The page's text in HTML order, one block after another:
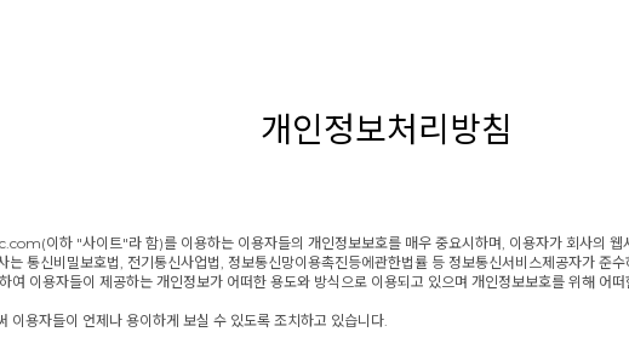
개인정보처리방침
이하 "사이트"라 함)를 이용하는 이용자들의 개인정보보호를 매우 중요시하며, 이용자가 회사의
통신비밀보호법, 전기통신사업법, 정보통신망이용촉진등에관한법률 등 정보통신서비스제공자가 준
여 이용자들이 제공하는 개인정보가 어떠한 용도와 방식으로 이용되고 있으며 개인정보보호를 위해 어
이용자들이 언제나 용이하게 보실 수 있도록 조치하고 있습니다.